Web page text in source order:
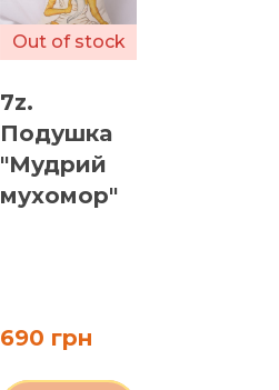
Out of stock
7z.
Подушка
"Мудрий
мухомор"
690 грн